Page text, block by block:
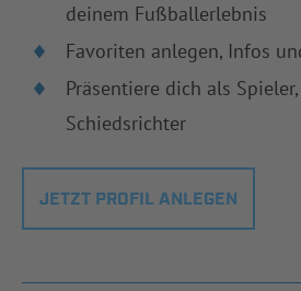
deinem Fußballerlebnis
Favoriten anlegen, Infos
Präsentiere dich als
Schiedsrichter
JETZT PROFIL ANLEGEN